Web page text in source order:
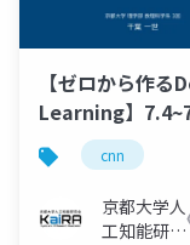
【ゼロから作る
Learning】
cnn
京都大学人
工知能研究